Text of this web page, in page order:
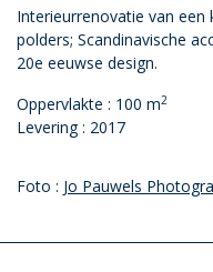
Interieurrenovatie van een
polders; Scandinavische
20e eeuwse design.
Oppervlakte : 100 m2
Levering : 2017
Foto : Jo Pauwels